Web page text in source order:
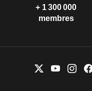
+ 1 300 000
membres